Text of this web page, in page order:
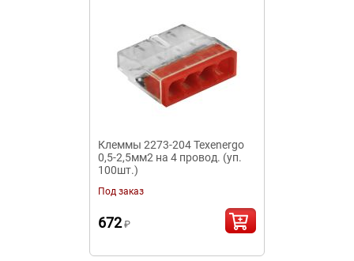
Клеммы 2273-204 Texenergo
0,5-2,5мм2 на 4 провод. (уп.
100шт.)
Под заказ
672 ₽